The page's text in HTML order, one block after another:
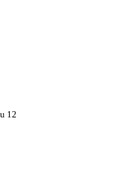
12